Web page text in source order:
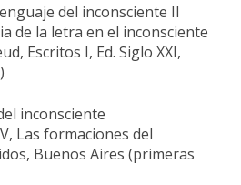
del inconsciente II
de la letra en el inconsciente
Escritos I, Ed. Siglo XXI,
inconsciente
Las formaciones del
Buenos Aires (primeras